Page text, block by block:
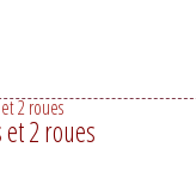
2 roues